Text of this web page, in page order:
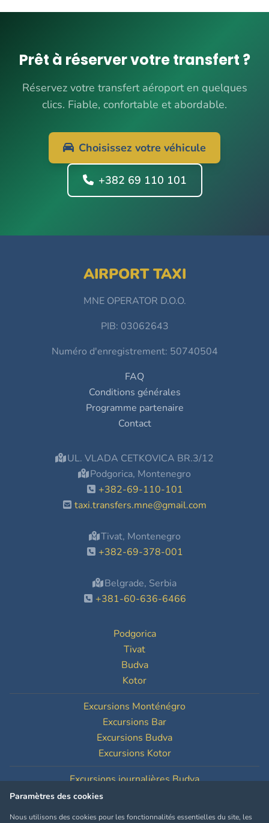
Prêt à réserver votre transfert ?
Réservez votre transfert aéroport en quelques
clics. Fiable, confortable et abordable.
Choisissez votre véhicule
+382 69 110 101
AIRPORT TAXI
MNE OPERATOR D.O.O.
PIB: 03062643
Numéro d'enregistrement: 50740504
FAQ
Conditions générales
Programme partenaire
Contact
UL. VLADA CETKOVICA BR.3/12
Podgorica, Montenegro
+382-69-110-101
taxi.transfers.mne@gmail.com
Tivat, Montenegro
+382-69-378-001
Belgrade, Serbia
+381-60-636-6466
Podgorica
Tivat
Budva
Kotor
Excursions Monténégro
Excursions Bar
Excursions Budva
Excursions Kotor
Excursions journalières Budva
Excursions journalières Kotor
Paramètres des cookies
Nous utilisons des cookies pour les fonctionnalités essentielles du site, les